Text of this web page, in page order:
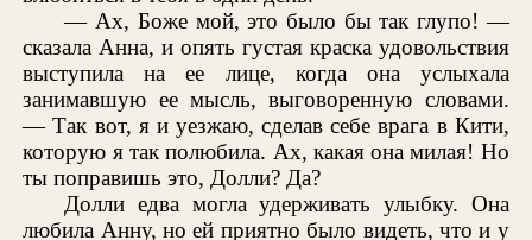
— Ах, Боже мой, это было бы так глупо! —
сказала Анна, и опять густая краска удовольствия
выступила на ее лице, когда она услыхала
занимавшую ее мысль, выговоренную словами.
— Так вот, я и уезжаю, сделав себе врага в Кити,
которую я так полюбила. Ах, какая она милая! Но
ты поправишь это, Долли? Да?
Долли едва могла удерживать улыбку. Она
любила Анну, но ей приятно было видеть, что и у